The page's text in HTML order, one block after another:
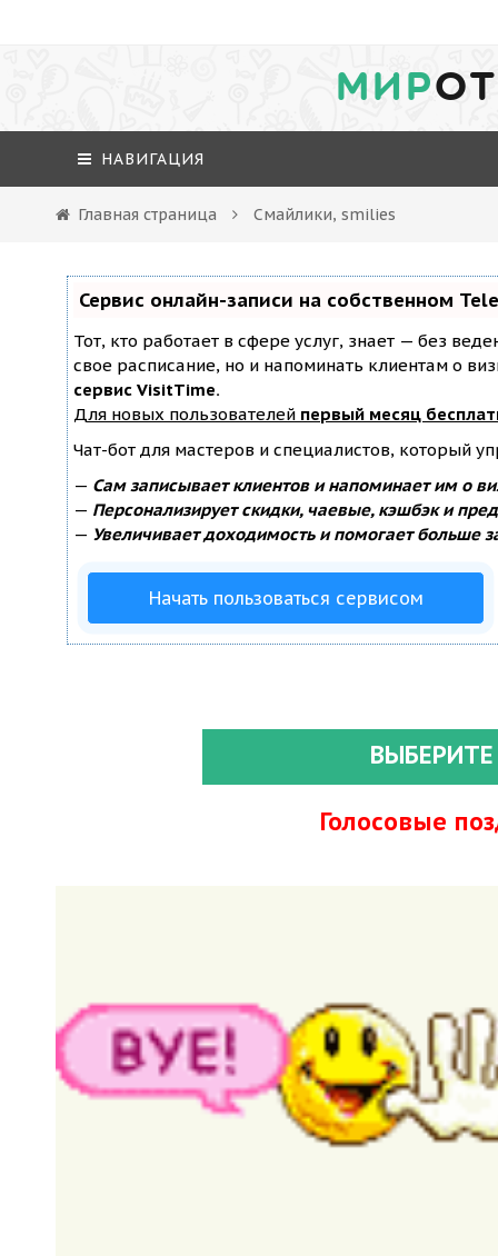
МИР
НАВИГАЦИЯ
Главная страница Смайлики, smilies
Сервис онлайн-записи на собственном
Тот, кто работает в сфере услуг, знает — без
свое расписание, но и напоминать клиентам о
сервис VisitTime.
Для новых пользователей первый месяц
Чат-бот для мастеров и специалистов, который
— Сам записывает клиентов и напоминает им о
— Персонализирует скидки, чаевые, кэшбэк и
— Увеличивает доходимость и помогает больше
Начать пользоваться сервисом
Голосовые